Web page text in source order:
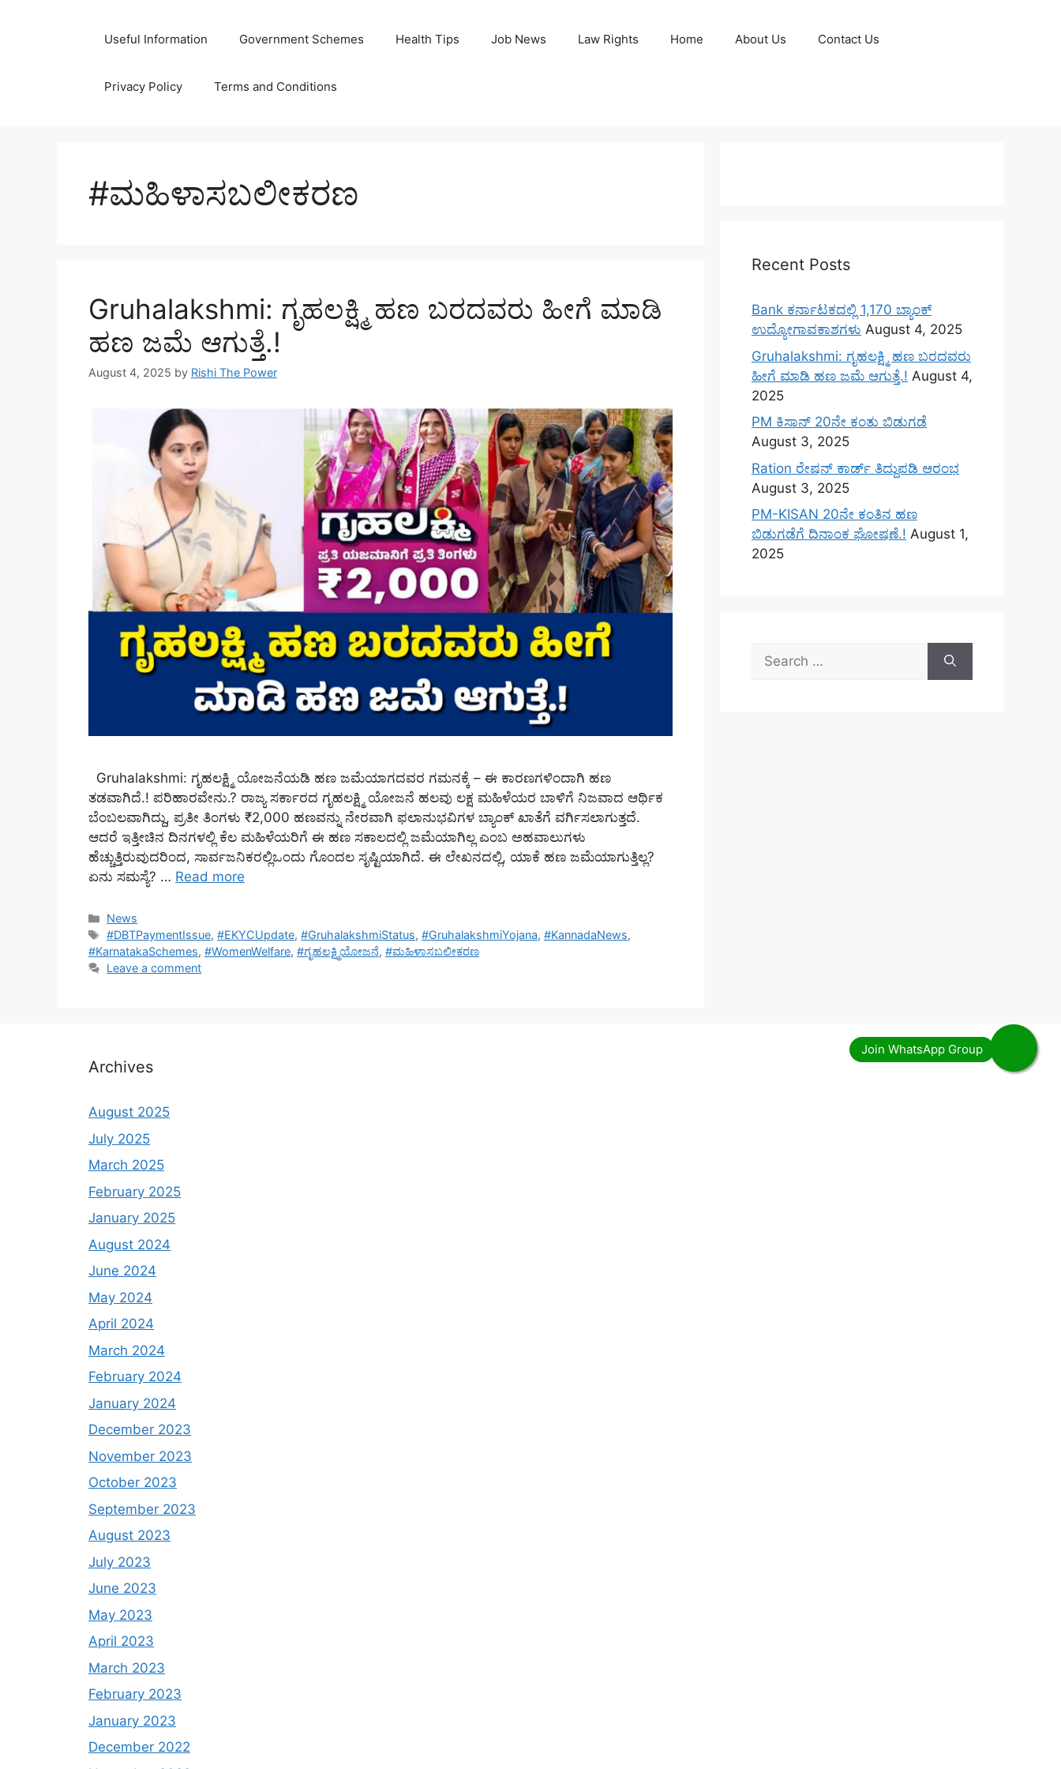
Useful Information Government Schemes Health Tips Job News Law Rights Home About Us Contact Us
Privacy Policy Terms and Conditions
#ಮಹಿಳಾಸಬಲೀಕರಣ
Gruhalakshmi: ಗೃಹಲಕ್ಷ್ಮಿ ಹಣ ಬರದವರು ಹೀಗೆ ಮಾಡಿ
ಹಣ ಜಮೆ‌ ಆಗುತ್ತೆ.!
August 4, 2025 by Rishi The Power
Gruhalakshmi: ಗೃಹಲಕ್ಷ್ಮಿ ಯೋಜನೆಯಡಿ ಹಣ ಜಮೆಯಾಗದವರ ಗಮನಕ್ಕೆ – ಈ ಕಾರಣಗಳಿಂದಾಗಿ ಹಣ
ತಡವಾಗಿದೆ.! ಪರಿಹಾರವೇನು.? ರಾಜ್ಯ ಸರ್ಕಾರದ ಗೃಹಲಕ್ಷ್ಮಿ ಯೋಜನೆ ಹಲವು ಲಕ್ಷ ಮಹಿಳೆಯರ ಬಾಳಿಗೆ ನಿಜವಾದ ಆರ್ಥಿಕ
ಬೆಂಬಲವಾಗಿದ್ದು, ಪ್ರತೀ ತಿಂಗಳು ₹2,000 ಹಣವನ್ನು ನೇರವಾಗಿ ಫಲಾನುಭವಿಗಳ ಬ್ಯಾಂಕ್ ಖಾತೆಗೆ ವರ್ಗಿಸಲಾಗುತ್ತದೆ.
ಆದರೆ ಇತ್ತೀಚಿನ ದಿನಗಳಲ್ಲಿ ಕೆಲ ಮಹಿಳೆಯರಿಗೆ ಈ ಹಣ ಸಕಾಲದಲ್ಲಿ ಜಮೆಯಾಗಿಲ್ಲ ಎಂಬ ಅಹವಾಲುಗಳು
ಹೆಚ್ಚುತ್ತಿರುವುದರಿಂದ, ಸಾರ್ವಜನಿಕರಲ್ಲಿಒಂದು ಗೊಂದಲ ಸೃಷ್ಟಿಯಾಗಿದೆ. ಈ ಲೇಖನದಲ್ಲಿ, ಯಾಕೆ ಹಣ ಜಮೆಯಾಗುತ್ತಿಲ್ಲ?
ಏನು ಸಮಸ್ಯೆ? … Read more
Categories
News
Tags
#DBTPaymentIssue,#EKYCUpdate,#GruhalakshmiStatus,#GruhalakshmiYojana,#KannadaNews,
#KarnatakaSchemes, #WomenWelfare, #ಗೃಹಲಕ್ಷ್ಮಿಯೋಜನೆ, #ಮಹಿಳಾಸಬಲೀಕರಣ
Leave a comment
Recent Posts
Bank ಕರ್ನಾಟಕದಲ್ಲಿ 1,170 ಬ್ಯಾಂಕ್
ಉದ್ಯೋಗಾವಕಾಶಗಳು August 4, 2025
Gruhalakshmi: ಗೃಹಲಕ್ಷ್ಮಿ ಹಣ ಬರದವರು
ಹೀಗೆ ಮಾಡಿ ಹಣ ಜಮೆ‌ ಆಗುತ್ತೆ.! August 4,
2025
PM ಕಿಸಾನ್ 20ನೇ ಕಂತು ಬಿಡುಗಡೆ
August 3, 2025
Ration ರೇಷನ್ ಕಾರ್ಡ್ ತಿದ್ದುಪಡಿ ಆರಂಭ
August 3, 2025
PM-KISAN 20ನೇ ಕಂತಿನ ಹಣ
ಬಿಡುಗಡೆಗೆ ದಿನಾಂಕ ಘೋಷಣೆ.! August 1,
2025
Search
for:
Archives
August 2025
July 2025
March 2025
February 2025
January 2025
August 2024
June 2024
May 2024
April 2024
March 2024
February 2024
January 2024
December 2023
November 2023
October 2023
September 2023
August 2023
July 2023
June 2023
May 2023
April 2023
March 2023
February 2023
January 2023
December 2022